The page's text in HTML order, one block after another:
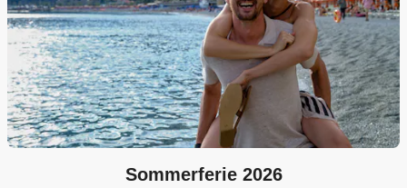
Sommerferie 2026